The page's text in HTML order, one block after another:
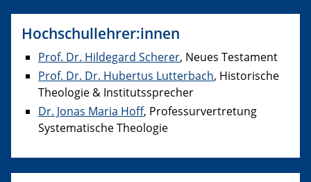
Hochschullehrer:innen
Prof. Dr. Hildegard Scherer, Neues Testament
Prof. Dr. Dr. Hubertus Lutterbach, Historische
Theologie & Institutssprecher
Dr. Jonas Maria Hoff, Professurvertretung
Systematische Theologie